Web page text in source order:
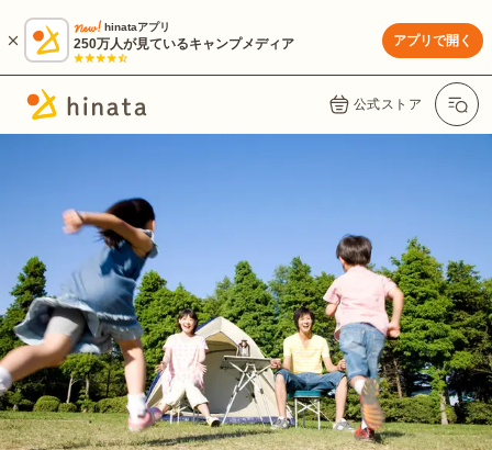
hinataアプリ
250万人が見ているキャンプメディア アプリで開く
公式ストア